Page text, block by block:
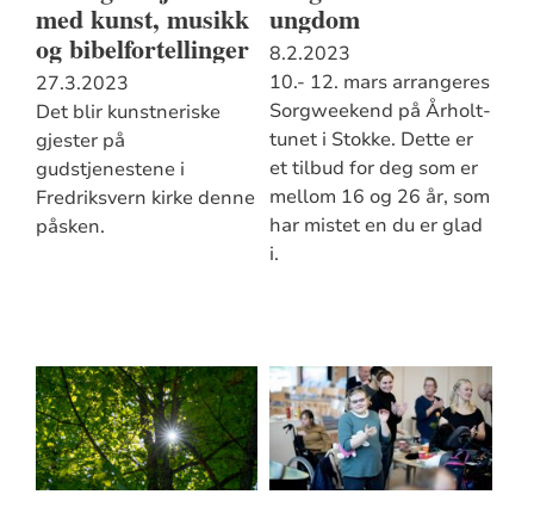
med kunst, musikk
og bibelfortellinger
27.3.2023
Det blir kunstneriske
gjester på
gudstjenestene i
Fredriksvern kirke denne
påsken.
ungdom
8.2.2023
10.- 12. mars arrangeres
Sorgweekend på Årholt-
tunet i Stokke. Dette er
et tilbud for deg som er
mellom 16 og 26 år, som
har mistet en du er glad
i.